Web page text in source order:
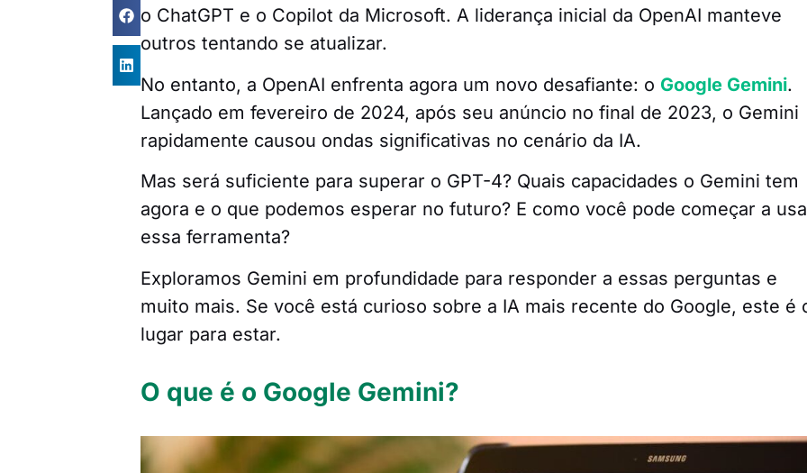
o ChatGPT e o Copilot da Microsoft. A liderança inicial da OpenAI manteve
outros tentando se atualizar.
No entanto, a OpenAI enfrenta agora um novo desafiante: o Google Gemini.
Lançado em fevereiro de 2024, após seu anúncio no final de 2023, o Gemini
rapidamente causou ondas significativas no cenário da IA.
Mas será suficiente para superar o GPT-4? Quais capacidades o Gemini tem
agora e o que podemos esperar no futuro? E como você pode começar a
essa ferramenta?
Exploramos Gemini em profundidade para responder a essas perguntas e
muito mais. Se você está curioso sobre a IA mais recente do Google, este é
lugar para estar.
O que é o Google Gemini?